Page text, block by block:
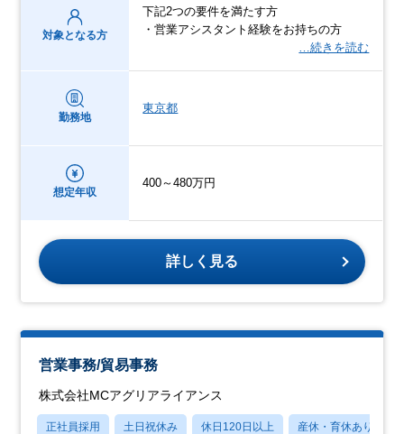
対象となる方
下記2つの要件を満たす方
・営業アシスタント経験をお持ちの方
…続きを読む
勤務地
東京都
想定年収
400～480万円
詳しく見る
営業事務/貿易事務
株式会社MCアグリアライアンス
正社員採用 土日祝休み 休日120日以上 産休・育休あり